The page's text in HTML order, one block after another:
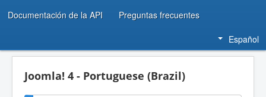
Documentación de la API Preguntas frecuentes
Español
Joomla! 4 - Portuguese (Brazil)